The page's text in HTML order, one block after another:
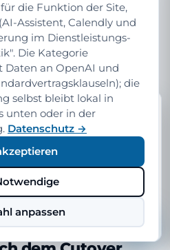
gelegentlich E-
Themen erhalten —
Praxis-Insights und neue
Einwilligung kann ich
(Link in jeder E-Mail).
anfordern
Themen —
die Funktion der Site,
Assistent, Calendly und
im Dienstleistungs-
Die Kategorie
Daten an OpenAI und
die
selbst bleibt lokal in
unten oder in der
Datenschutz →
anpassen
ROLLE
auf Ihre Rolle
aus Sicht von
oder IT-Leitung
und Schwerpunkte
danke